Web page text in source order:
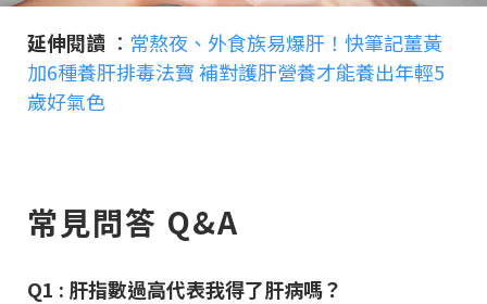
延伸閱讀 ： 常熬夜、外食族易爆肝！快筆記薑黃
加6種養肝排毒法寶 補對護肝營養才能養出年輕5
歲好氣色
常見問答 Q&A
Q1 : 肝指數過高代表我得了肝病嗎？